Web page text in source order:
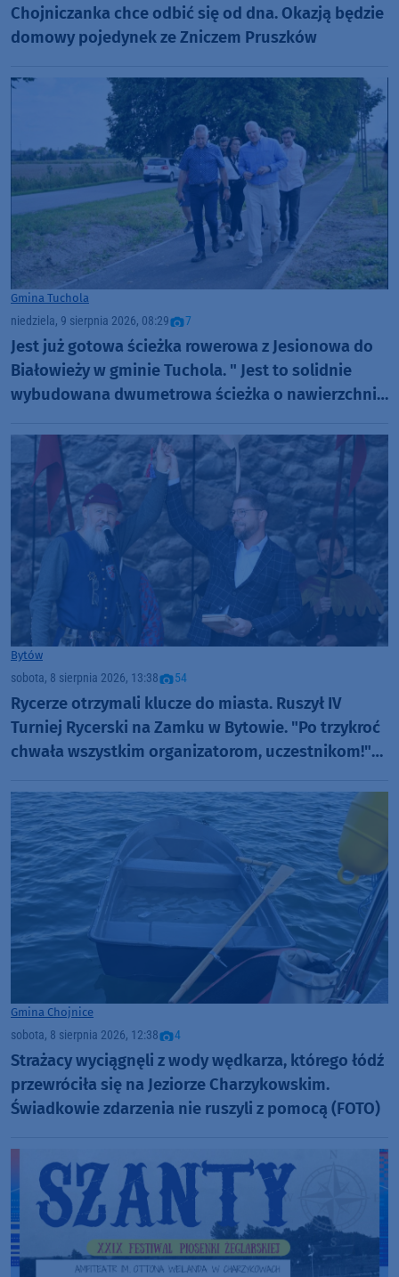
Chojniczanka chce odbić się od dna. Okazją będzie
domowy pojedynek ze Zniczem Pruszków
Gmina Tuchola
niedziela, 9 sierpnia 2026, 08:29 7
Jest już gotowa ścieżka rowerowa z Jesionowa do
Białowieży w gminie Tuchola. " Jest to solidnie
wybudowana dwumetrowa ścieżka o nawierzchni
Bytów
sobota, 8 sierpnia 2026, 13:38 54
Rycerze otrzymali klucze do miasta. Ruszył IV
Turniej Rycerski na Zamku w Bytowie. "Po trzykroć
chwała wszystkim organizatorom, uczestnikom!"
Gmina Chojnice
sobota, 8 sierpnia 2026, 12:38 4
Strażacy wyciągnęli z wody wędkarza, którego łódź
przewróciła się na Jeziorze Charzykowskim.
Świadkowie zdarzenia nie ruszyli z pomocą (FOTO)